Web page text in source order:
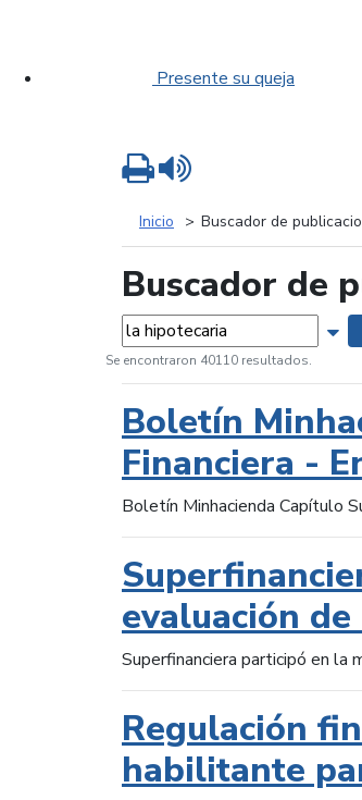
Presente su queja
Inicio Buscador de
Buscador de
Palabras...
Se encontraron 40110 resultados.
Boletín
Financiera -
Boletín Minhacienda Capítulo
evaluación de
Superfinanciera participó en la
Regulación
habilitante
Imprimir